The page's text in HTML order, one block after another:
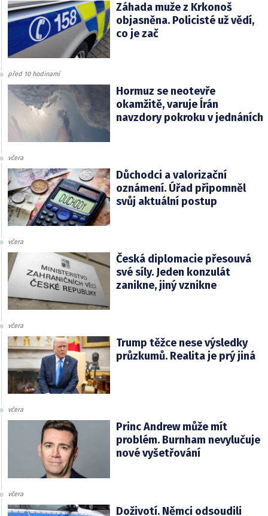
Záhada muže z Krkonoš
objasněna. Policisté už vědí,
co je zač
před 10 hodinami
Hormuz se neotevře
okamžitě, varuje Írán
navzdory pokroku v jednáních
včera
Důchodci a valorizační
oznámení. Úřad připomněl
svůj aktuální postup
včera
Česká diplomacie přesouvá
své síly. Jeden konzulát
zanikne, jiný vznikne
včera
Trump těžce nese výsledky
průzkumů. Realita je prý jiná
včera
Princ Andrew může mít
problém. Burnham nevylučuje
nové vyšetřování
včera
Doživotí. Němci odsoudili